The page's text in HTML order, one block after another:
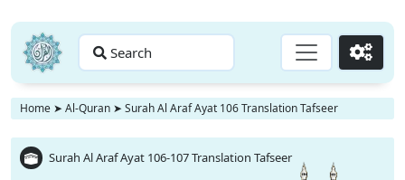
Search Go
Home ➤ Al-Quran ➤ Surah Al Araf Ayat 106 Translation Tafseer
Surah Al Araf Ayat 106-107 Translation Tafseer